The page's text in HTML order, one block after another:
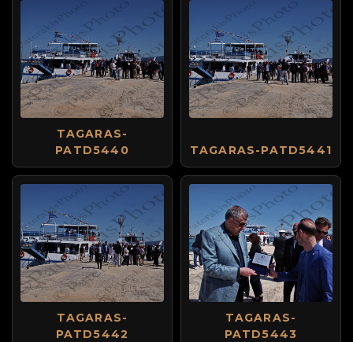
TAGARAS-
PATD5440
TAGARAS-PATD5441
TAGARAS-
PATD5442
TAGARAS-
PATD5443